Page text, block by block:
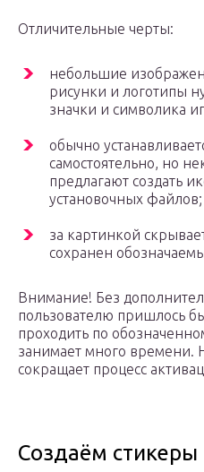
Отличительные черты:
небольшие
рисунки и логотипы
значки и символика
обычно
самостоятельно, но
предлагают создать
установочных файлов;
за картинкой
сохранен
Внимание! Без
пользователю пришлось
проходить по
занимает много времени.
сокращает процесс
Создаём стикеры